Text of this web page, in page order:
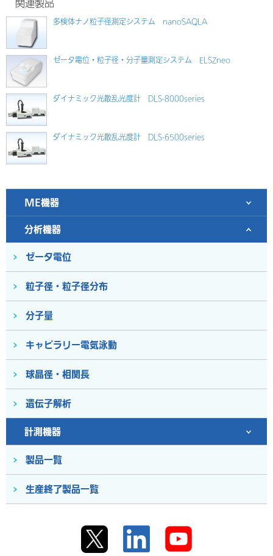
関連製品
多検体ナノ粒子径測定システム nanoSAQLA
ゼータ電位・粒子径・分子量測定システム ELSZneo
ダイナミック光散乱光度計 DLS-8000series
ダイナミック光散乱光度計 DLS-6500series
ME機器
分析機器
ゼータ電位
粒子径・粒子径分布
分子量
キャピラリー電気泳動
球晶径・相関長
遺伝子解析
計測機器
製品一覧
生産終了製品一覧